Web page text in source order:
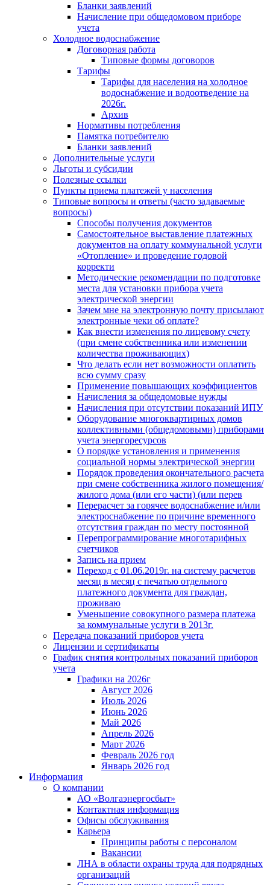
Бланки заявлений
Начисление при общедомовом приборе
учета
Холодное водоснабжение
Договорная работа
Типовые формы договоров
Тарифы
Тарифы для населения на холодное
водоснабжение и водоотведение на
2026г.
Архив
Нормативы потребления
Памятка потребителю
Бланки заявлений
Дополнительные услуги
Льготы и субсидии
Полезные ссылки
Пункты приема платежей у населения
Типовые вопросы и ответы (часто задаваемые
вопросы)
Способы получения документов
Самостоятельное выставление платежных
документов на оплату коммунальной услуги
«Отопление» и проведение годовой
корректи
Методические рекомендации по подготовке
места для установки прибора учета
электрической энергии
Зачем мне на электронную почту присылают
электронные чеки об оплате?
Как внести изменения по лицевому счету
(при смене собственника или изменении
количества проживающих)
Что делать если нет возможности оплатить
всю сумму сразу
Применение повышающих коэффициентов
Начисления за общедомовые нужды
Начисления при отсутствии показаний ИПУ
Оборудование многоквартирных домов
коллективными (общедомовыми) приборами
учета энергоресурсов
О порядке установления и применения
социальной нормы электрической энергии
Порядок проведения окончательного расчета
при смене собственника жилого помещения/
жилого дома (или его части) (или перев
Перерасчет за горячее водоснабжение и/или
электроснабжение по причине временного
отсутствия граждан по месту постоянной
Перепрограммирование многотарифных
счетчиков
Запись на прием
Переход с 01.06.2019г. на систему расчетов
месяц в месяц с печатью отдельного
платежного документа для граждан,
проживаю
Уменьшение совокупного размера платежа
за коммунальные услуги в 2013г.
Передача показаний приборов учета
Лицензии и сертификаты
График снятия контрольных показаний приборов
учета
Графики на 2026г
Август 2026
Июль 2026
Июнь 2026
Май 2026
Апрель 2026
Март 2026
Февраль 2026 год
Январь 2026 год
Информация
О компании
АО «Волгаэнергосбыт»
Контактная информация
Офисы обслуживания
Карьера
Принципы работы с персоналом
Вакансии
ЛНА в области охраны труда для подрядных
организаций